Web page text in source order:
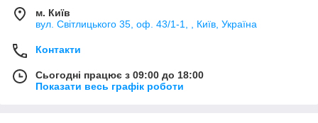
м. Київ
вул. Світлицького 35, оф. 43/1-1, , Київ, Україна
Контакти
Сьогодні працює з 09:00 до 18:00
Показати весь графік роботи